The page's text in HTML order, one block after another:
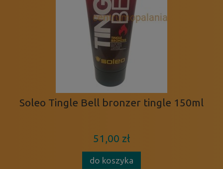
Soleo Tingle Bell bronzer tingle 150ml
51,00 zł
do koszyka